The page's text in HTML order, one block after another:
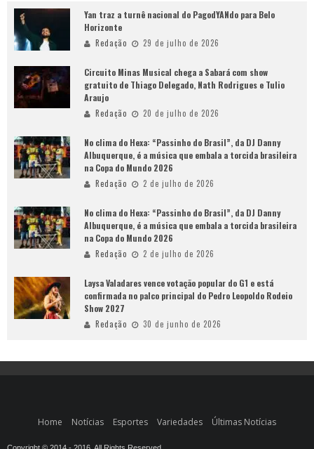
Yan traz a turnê nacional do PagodYANdo para Belo
Horizonte
Redação 29 de julho de 2026
Circuito Minas Musical chega a Sabará com show
gratuito de Thiago Delegado, Nath Rodrigues e Tulio
Araujo
Redação 20 de julho de 2026
No clima do Hexa: “Passinho do Brasil”, da DJ Danny
Albuquerque, é a música que embala a torcida brasileira
na Copa do Mundo 2026
Redação 2 de julho de 2026
No clima do Hexa: “Passinho do Brasil”, da DJ Danny
Albuquerque, é a música que embala a torcida brasileira
na Copa do Mundo 2026
Redação 2 de julho de 2026
Laysa Valadares vence votação popular do G1 e está
confirmada no palco principal do Pedro Leopoldo Rodeio
Show 2027
Redação 30 de junho de 2026
Home Notícias Esportes Variedades Últimas Notícias